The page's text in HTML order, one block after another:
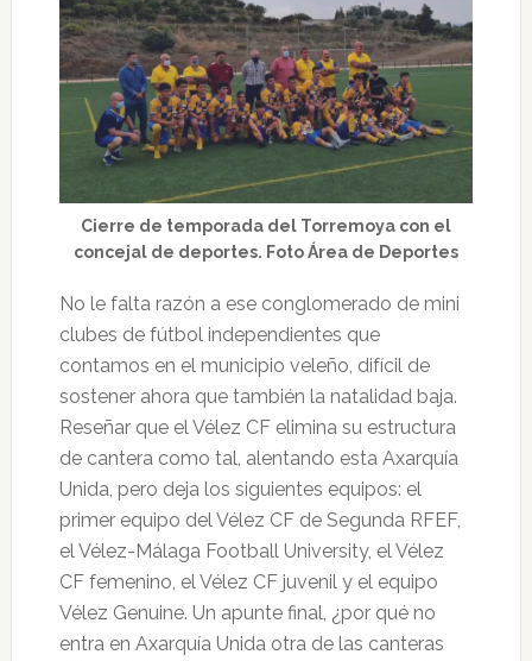
Cierre de temporada del Torremoya con el
concejal de deportes. Foto Área de Deportes
No le falta razón a ese conglomerado de mini
clubes de fútbol independientes que
contamos en el municipio veleño, difícil de
sostener ahora que también la natalidad baja.
Reseñar que el Vélez CF elimina su estructura
de cantera como tal, alentando esta Axarquía
Unida, pero deja los siguientes equipos: el
primer equipo del Vélez CF de Segunda RFEF,
el Vélez-Málaga Football University, el Vélez
CF femenino, el Vélez CF juvenil y el equipo
Vélez Genuine. Un apunte final, ¿por qué no
entra en Axarquía Unida otra de las canteras